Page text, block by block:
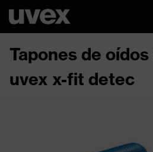
Tapones de
uvex x-fit detec